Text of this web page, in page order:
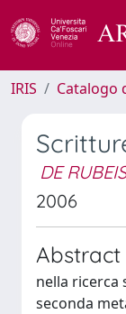
IRIS Catalogo
DE
2006
Abstract
nella ricerca
seconda